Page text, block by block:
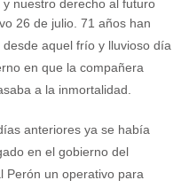
26 de julio. 71 años han
desde aquel frío y lluvioso día
en que la compañera
a la inmortalidad.
anteriores ya se había
en el gobierno del
Perón un operativo para